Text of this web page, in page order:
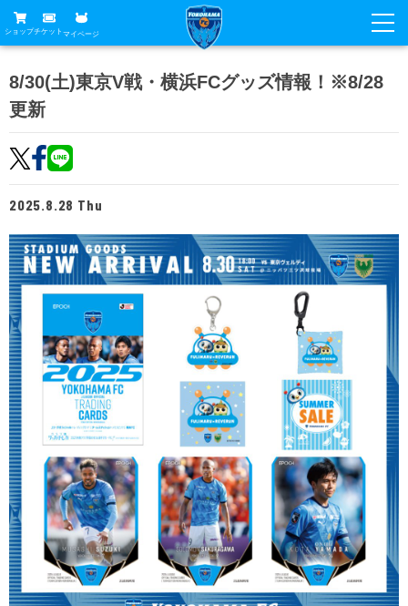
ショップチケット マイページ
グッズ
ホームタウン
トップチーム
メディア
試合
アカデミー
試合
試合日程
チケット
チケットガイド
席種・価格表
チケット購入方法
販売スケジュール
ニッパツシート
Buy Ticket Here
チーム
選手・スタッフ
スケジュール
練習見学について
観戦ガイド
横浜FC観戦ガイド
試合会場アクセス
観戦ルール・マナー
クラブ
クラブ概要
フリ丸のページ
ヒストリー
ホームタウン活動
横浜FCスポーツクラブ
ニッパツ横浜FCシーガルズ
ゲームスチュワード
ファン
横浜FC公式オンラインショップ
クラブメンバー
スタータークラブ
スペシャルコンテンツ
オリジナルビール
アカデミー
育成ビジョン
試合日程・結果
アカデミー選手
アカデミースタッフ
フェニックスクラブ
パートナー
パートナー一覧
あしながドリーム基金
お問い合わせ
お問い合わせ
8/30(土)東京V戦・横浜FCグッズ情報！※8/28
更新
2025.8.28 Thu